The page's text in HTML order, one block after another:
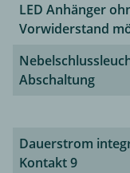
LED Anhänger
Vorwiderstand
Abschaltung
Dauerstrom
Kontakt 9